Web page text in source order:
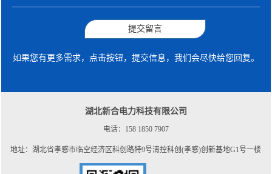
提交留言
如果您有更多需求，点击按钮，提交信息，我们会尽快给您回复。
湖北新合电力科技有限公司
电话：158 1850 7907
地址：湖北省孝感市临空经济区科创路特9号清控科创(孝感)创新基地G1号一楼